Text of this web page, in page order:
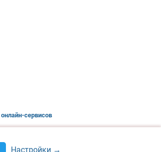
сервисов
Настройки →